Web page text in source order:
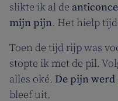
slikte ik al de
mijn pijn. Het hielp
Toen de tijd rijp was
stopte ik met de pil.
alles oké. De pijn werd
bleef uit.